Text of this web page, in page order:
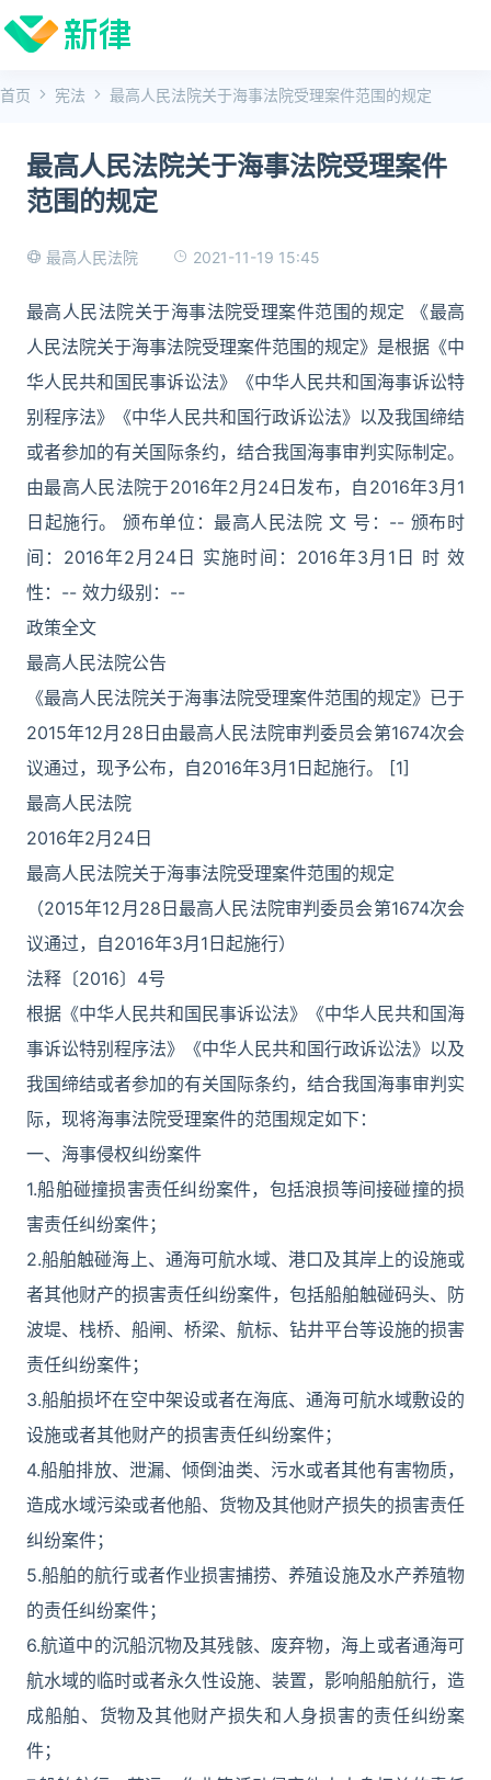
首页 宪法 最高人民法院关于海事法院受理案件范围的规定
最高人民法院关于海事法院受理案件
范围的规定
最高人民法院 2021-11-19 15:45
最高人民法院关于海事法院受理案件范围的规定 《最高
人民法院关于海事法院受理案件范围的规定》是根据《中
华人民共和国民事诉讼法》《中华人民共和国海事诉讼特
别程序法》《中华人民共和国行政诉讼法》以及我国缔结
或者参加的有关国际条约，结合我国海事审判实际制定。
由最高人民法院于2016年2月24日发布，自2016年3月1
日起施行。 颁布单位：最高人民法院 文 号：-- 颁布时
间：2016年2月24日 实施时间：2016年3月1日 时 效
性：-- 效力级别：--
政策全文
最高人民法院公告
《最高人民法院关于海事法院受理案件范围的规定》已于
2015年12月28日由最高人民法院审判委员会第1674次会
议通过，现予公布，自2016年3月1日起施行。 [1]
最高人民法院
2016年2月24日
最高人民法院关于海事法院受理案件范围的规定
（2015年12月28日最高人民法院审判委员会第1674次会
议通过，自2016年3月1日起施行）
法释〔2016〕4号
根据《中华人民共和国民事诉讼法》《中华人民共和国海
事诉讼特别程序法》《中华人民共和国行政诉讼法》以及
我国缔结或者参加的有关国际条约，结合我国海事审判实
际，现将海事法院受理案件的范围规定如下：
一、海事侵权纠纷案件
1.船舶碰撞损害责任纠纷案件，包括浪损等间接碰撞的损
害责任纠纷案件；
2.船舶触碰海上、通海可航水域、港口及其岸上的设施或
者其他财产的损害责任纠纷案件，包括船舶触碰码头、防
波堤、栈桥、船闸、桥梁、航标、钻井平台等设施的损害
责任纠纷案件；
3.船舶损坏在空中架设或者在海底、通海可航水域敷设的
设施或者其他财产的损害责任纠纷案件；
4.船舶排放、泄漏、倾倒油类、污水或者其他有害物质，
造成水域污染或者他船、货物及其他财产损失的损害责任
纠纷案件；
5.船舶的航行或者作业损害捕捞、养殖设施及水产养殖物
的责任纠纷案件；
6.航道中的沉船沉物及其残骸、废弃物，海上或者通海可
航水域的临时或者永久性设施、装置，影响船舶航行，造
成船舶、货物及其他财产损失和人身损害的责任纠纷案
件；